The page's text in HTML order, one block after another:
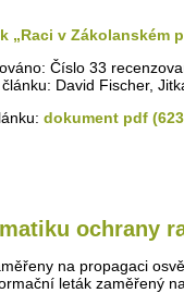
„Raci v
Číslo 33
David Fischer,
dokument pdf
ochrany
na propagaci
leták zaměřený